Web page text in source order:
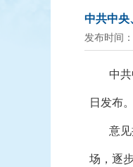
中共中央
发布时间
中
日发布。
意
场，逐